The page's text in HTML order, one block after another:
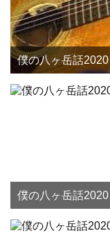
僕の八ヶ岳話
僕の八ヶ岳話